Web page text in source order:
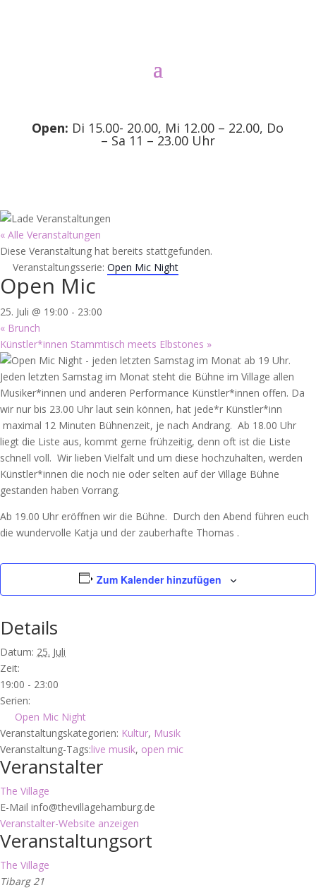
Open: Di 15.00- 20.00, Mi 12.00 – 22.00, Do
– Sa 11 – 23.00 Uhr
« Alle Veranstaltungen
Diese Veranstaltung hat bereits stattgefunden.
Veranstaltungsserie: Open Mic Night
Open Mic
25. Juli @ 19:00 - 23:00
« Brunch
Künstler*innen Stammtisch meets Elbstones »
Jeden letzten Samstag im Monat steht die Bühne im Village allen
Musiker*innen und anderen Performance Künstler*innen offen. Da
wir nur bis 23.00 Uhr laut sein können, hat jede*r Künstler*inn
maximal 12 Minuten Bühnenzeit, je nach Andrang. Ab 18.00 Uhr
liegt die Liste aus, kommt gerne frühzeitig, denn oft ist die Liste
schnell voll. Wir lieben Vielfalt und um diese hochzuhalten, werden
Künstler*innen die noch nie oder selten auf der Village Bühne
gestanden haben Vorrang.
Ab 19.00 Uhr eröffnen wir die Bühne. Durch den Abend führen euch
die wundervolle Katja und der zauberhafte Thomas .
Zum Kalender hinzufügen
Details
Datum: 25. Juli
Zeit:
19:00 - 23:00
Serien:
Open Mic Night
Veranstaltungskategorien: Kultur, Musik
Veranstaltung-Tags:live musik, open mic
Veranstalter
The Village
E-Mail info@thevillagehamburg.de
Veranstalter-Website anzeigen
Veranstaltungsort
The Village
Tibarg 21